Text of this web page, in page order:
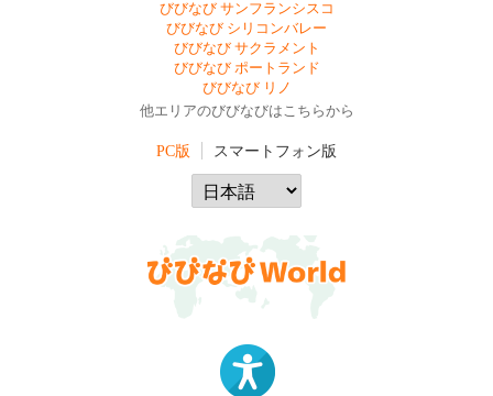
びびなび サンフランシスコ
びびなび シリコンバレー
びびなび サクラメント
びびなび ポートランド
びびなび リノ
他エリアのびびなびはこちらから
PC版 スマートフォン版